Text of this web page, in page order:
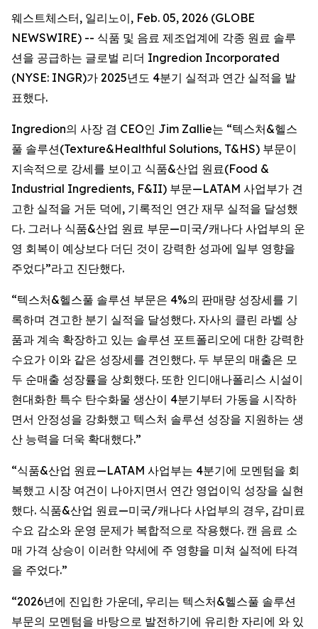
웨스트체스터, 일리노이, Feb. 05, 2026 (GLOBE
NEWSWIRE) -- 식품 및 음료 제조업계에 각종 원료 솔루
션을 공급하는 글로벌 리더 Ingredion Incorporated
(NYSE: INGR)가 2025년도 4분기 실적과 연간 실적을 발
표했다.
Ingredion의 사장 겸 CEO인 Jim Zallie는 “텍스처&헬스
풀 솔루션(Texture&Healthful Solutions, T&HS) 부문이
지속적으로 강세를 보이고 식품&산업 원료(Food &
Industrial Ingredients, F&II) 부문—LATAM 사업부가 견
고한 실적을 거둔 덕에, 기록적인 연간 재무 실적을 달성했
다. 그러나 식품&산업 원료 부문—미국/캐나다 사업부의 운
영 회복이 예상보다 더딘 것이 강력한 성과에 일부 영향을
주었다”라고 진단했다.
“텍스처&헬스풀 솔루션 부문은 4%의 판매량 성장세를 기
록하며 견고한 분기 실적을 달성했다. 자사의 클린 라벨 상
품과 계속 확장하고 있는 솔루션 포트폴리오에 대한 강력한
수요가 이와 같은 성장세를 견인했다. 두 부문의 매출은 모
두 순매출 성장률을 상회했다. 또한 인디애나폴리스 시설이
현대화한 특수 탄수화물 생산이 4분기부터 가동을 시작하
면서 안정성을 강화했고 텍스처 솔루션 성장을 지원하는 생
산 능력을 더욱 확대했다.”
“식품&산업 원료—LATAM 사업부는 4분기에 모멘텀을 회
복했고 시장 여건이 나아지면서 연간 영업이익 성장을 실현
했다. 식품&산업 원료—미국/캐나다 사업부의 경우, 감미료
수요 감소와 운영 문제가 복합적으로 작용했다. 캔 음료 소
매 가격 상승이 이러한 약세에 주 영향을 미쳐 실적에 타격
을 주었다.”
“2026년에 진입한 가운데, 우리는 텍스처&헬스풀 솔루션
부문의 모멘텀을 바탕으로 발전하기에 유리한 자리에 와 있